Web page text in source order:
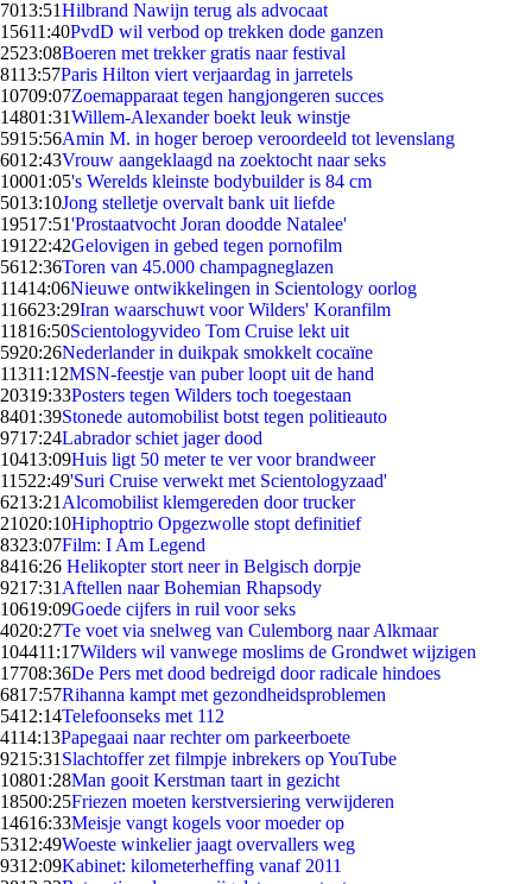
7013:51Hilbrand Nawijn terug als advocaat
15611:40PvdD wil verbod op trekken dode ganzen
2523:08Boeren met trekker gratis naar festival
8113:57Paris Hilton viert verjaardag in jarretels
10709:07Zoemapparaat tegen hangjongeren succes
14801:31Willem-Alexander boekt leuk winstje
5915:56Amin M. in hoger beroep veroordeeld tot levenslang
6012:43Vrouw aangeklaagd na zoektocht naar seks
10001:05's Werelds kleinste bodybuilder is 84 cm
5013:10Jong stelletje overvalt bank uit liefde
19517:51'Prostaatvocht Joran doodde Natalee'
191 22:42Gelovigen in gebed tegen pornofilm
5612:36Toren van 45.000 champagneglazen
11414:06Nieuwe ontwikkelingen in Scientology oorlog
116623:29Iran waarschuwt voor Wilders' Koranfilm
11816:50Scientologyvideo Tom Cruise lekt uit
5920:26Nederlander in duikpak smokkelt cocaïne
11311:12MSN-feestje van puber loopt uit de hand
20319:33Posters tegen Wilders toch toegestaan
8401:39Stonede automobilist botst tegen politieauto
9717:24Labrador schiet jager dood
10413:09Huis ligt 50 meter te ver voor brandweer
11522:49'Suri Cruise verwekt met Scientologyzaad'
6213:21 Alcomobilist klemgereden door trucker
21020:10Hiphoptrio Opgezwolle stopt definitief
8323:07Film: I Am Legend
8416:26 Helikopter stort neer in Belgisch dorpje
9217:31 Aftellen naar Bohemian Rhapsody
10619:09Goede cijfers in ruil voor seks
4020:27Te voet via snelweg van Culemborg naar Alkmaar
104411:17Wilders wil vanwege moslims de Grondwet wijzigen
17708:36De Pers met dood bedreigd door radicale hindoes
6817:57Rihanna kampt met gezondheidsproblemen
5412:14Telefoonseks met 112
4114:13Papegaai naar rechter om parkeerboete
9215:31 Slachtoffer zet filmpje inbrekers op YouTube
10801:28Man gooit Kerstman taart in gezicht
18500:25Friezen moeten kerstversiering verwijderen
14616:33Meisje vangt kogels voor moeder op
5312:49Woeste winkelier jaagt overvallers weg
9312:09Kabinet: kilometerheffing vanaf 2011